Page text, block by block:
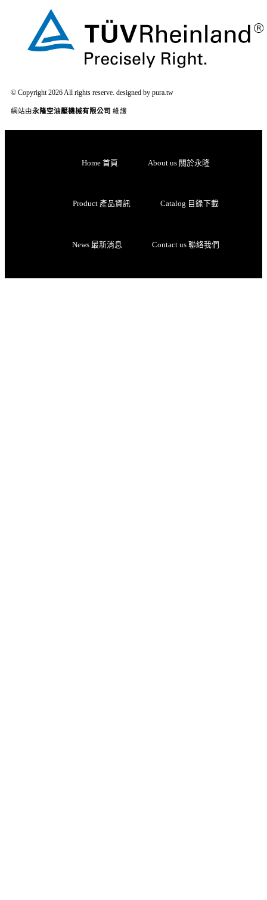
© Copyright 2026 All rights reserve. designed by pura.tw
網站由永隆空油壓機械有限公司 維護
Home 首頁 About us 關於永隆
Product 產品資訊 Catalog 目錄下載
News 最新消息 Contact us 聯絡我們